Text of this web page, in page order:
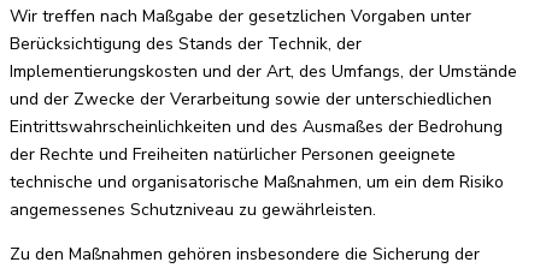
Wir treffen nach Maßgabe der gesetzlichen Vorgaben unter
Berücksichtigung des Stands der Technik, der
Implementierungskosten und der Art, des Umfangs, der Umstände
und der Zwecke der Verarbeitung sowie der unterschiedlichen
Eintrittswahrscheinlichkeiten und des Ausmaßes der Bedrohung
der Rechte und Freiheiten natürlicher Personen geeignete
technische und organisatorische Maßnahmen, um ein dem Risiko
angemessenes Schutzniveau zu gewährleisten.
Zu den Maßnahmen gehören insbesondere die Sicherung der